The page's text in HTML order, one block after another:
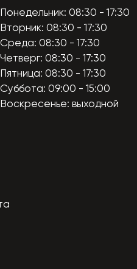
Понедельник: 08:30 - 17:30
Вторник: 08:30 - 17:30
Среда: 08:30 - 17:30
Четверг: 08:30 - 17:30
Пятница: 08:30 - 17:30
Суббота: 09:00 - 15:00
Воскресенье: выходной